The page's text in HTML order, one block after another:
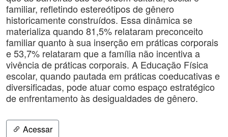
familiar, refletindo estereótipos de gênero
historicamente construídos. Essa dinâmica se
materializa quando 81,5% relataram preconceito
familiar quanto à sua inserção em práticas corporais
e 53,7% relataram que a família não incentiva a
vivência de práticas corporais. A Educação Física
escolar, quando pautada em práticas coeducativas e
diversificadas, pode atuar como espaço estratégico
de enfrentamento às desigualdades de gênero.
Acessar